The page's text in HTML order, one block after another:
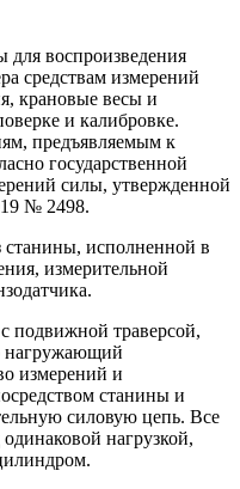
воспроизведения
средствам измерений
крановые весы и
и калибровке.
предъявляемым к
государственной
силы, утвержденной
№ 2498.
станины, исполненной в
измерительной
подвижной траверсой,
нагружающий
измерений и
станины и
силовую цепь. Все
нагрузкой,